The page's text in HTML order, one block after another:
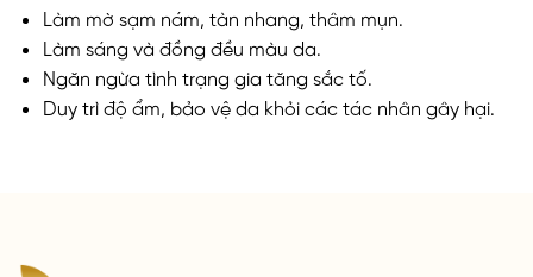
Làm mờ sạm nám, tàn nhang, thâm mụn.
Làm sáng và đồng đều màu da.
Ngăn ngừa tình trạng gia tăng sắc tố.
Duy trì độ ẩm, bảo vệ da khỏi các tác nhân gây hại.